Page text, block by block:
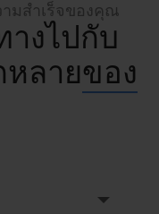
มสำเร็จของคุณ
างไปกับ
ลายของ